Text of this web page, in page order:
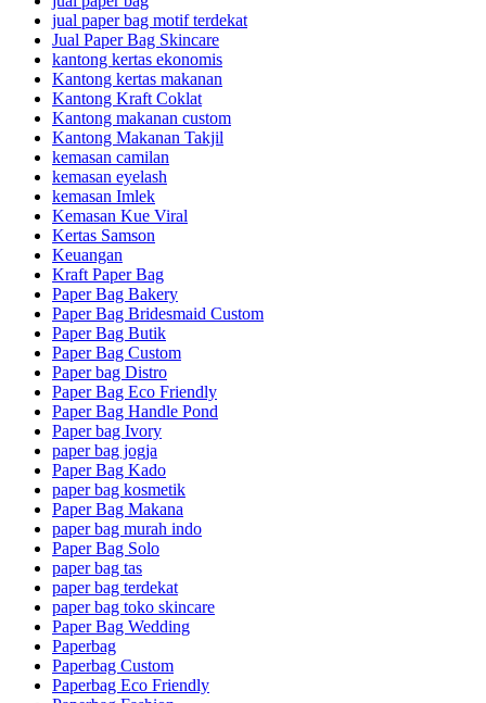
jual paper bag motif terdekat
Jual Paper Bag Skincare
kantong kertas ekonomis
Kantong kertas makanan
Kantong Kraft Coklat
Kantong makanan custom
Kantong Makanan Takjil
kemasan camilan
kemasan eyelash
kemasan Imlek
Kemasan Kue Viral
Kertas Samson
Keuangan
Kraft Paper Bag
Paper Bag Bakery
Paper Bag Bridesmaid Custom
Paper Bag Butik
Paper Bag Custom
Paper bag Distro
Paper Bag Eco Friendly
Paper Bag Handle Pond
Paper bag Ivory
paper bag jogja
Paper Bag Kado
paper bag kosmetik
Paper Bag Makana
paper bag murah indo
Paper Bag Solo
paper bag tas
paper bag terdekat
paper bag toko skincare
Paper Bag Wedding
Paperbag
Paperbag Custom
Paperbag Eco Friendly